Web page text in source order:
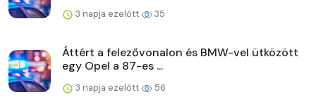
3 napja ezelőtt 35
Áttért a felezővonalon és BMW-vel ütközött
egy Opel a 87-es ...
3 napja ezelőtt 56